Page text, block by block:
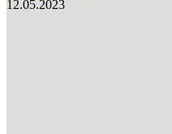
12.05.2023